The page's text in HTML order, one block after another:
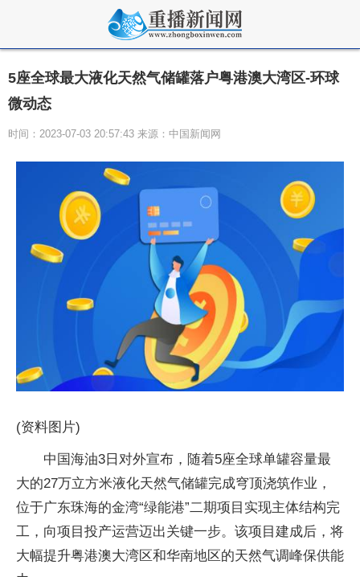
5座全球最大液化天然气储罐落户粤港澳大湾区-环球
微动态
时间：2023-07-03 20:57:43 来源：中国新闻网
(资料图片)
中国海油3日对外宣布，随着5座全球单罐容量最
大的27万立方米液化天然气储罐完成穹顶浇筑作业，
位于广东珠海的金湾“绿能港”二期项目实现主体结构完
工，向项目投产运营迈出关键一步。该项目建成后，将
大幅提升粤港澳大湾区和华南地区的天然气调峰保供能